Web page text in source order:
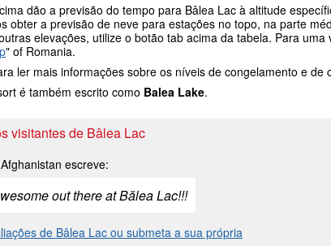
dão a previsão do tempo para Bâlea Lac à altitude
obter a previsão de neve para estações no topo, na parte
elevações, utilize o botão tab acima da tabela. Para
" of Romania.
ler mais informações sobre os níveis de congelamento e
é também escrito como Balea Lake.
visitantes de Bâlea Lac
escreve:
out there at Bălea Lac!!!
de Bâlea Lac ou submeta a sua própria